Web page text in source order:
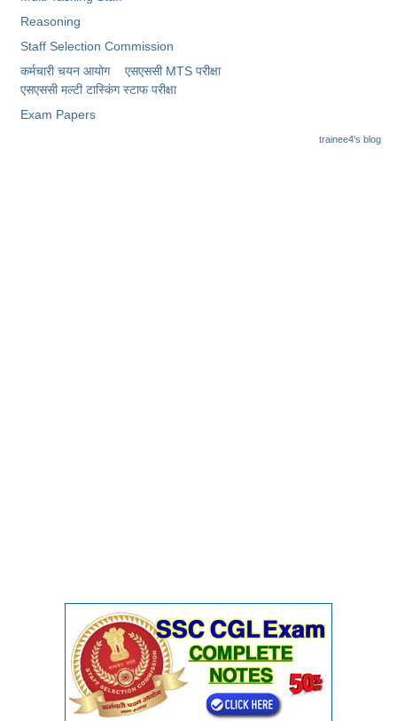
Reasoning
Staff Selection Commission
कर्मचारी चयन आयोग
एसएससी MTS परीक्षा
एसएससी ​मल्टी टास्किंग स्टाफ परीक्षा
Exam Papers
trainee4's blog